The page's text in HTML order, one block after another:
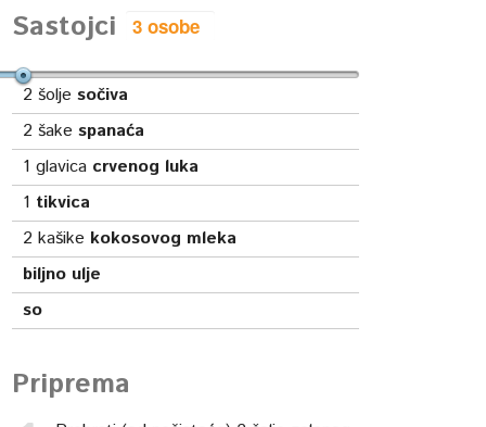
Sastojci
2 šoljesočiva
2 šakespanaća
1 glavica crvenog luka
1 tikvica
2 kašike kokosovog mleka
biljno ulje
so
Priprema